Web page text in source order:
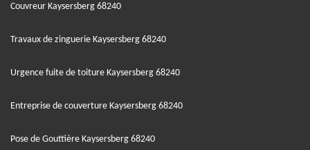
Couvreur Kaysersberg 68240
Travaux de zinguerie Kaysersberg 68240
Urgence fuite de toiture Kaysersberg 68240
Entreprise de couverture Kaysersberg 68240
Pose de Gouttière Kaysersberg 68240